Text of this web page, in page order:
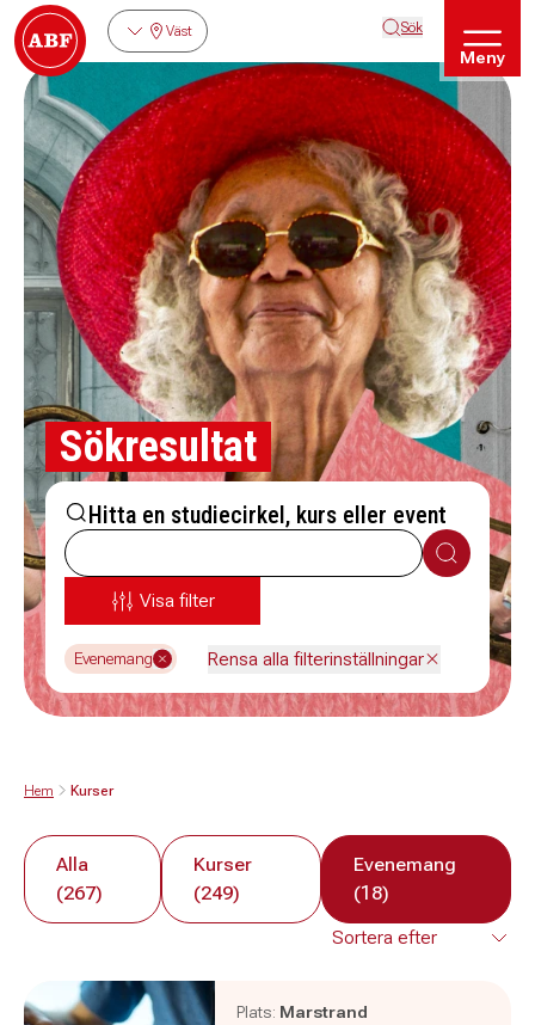
Väst Sök
Meny
Sökresultat
Hitta en studiecirkel, kurs eller event
Sök
Visa filter
Evenemang Rensa alla filterinställningar
Hem Kurser
Alla
(267)
Kurser
(249)
Evenemang
(18)
Plats: Marstrand